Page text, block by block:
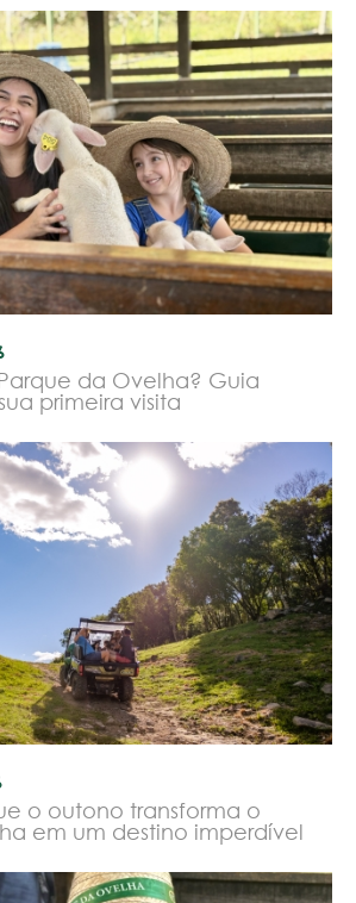
da Ovelha? Guia
primeira visita
o outono transforma o
em um destino imperdível